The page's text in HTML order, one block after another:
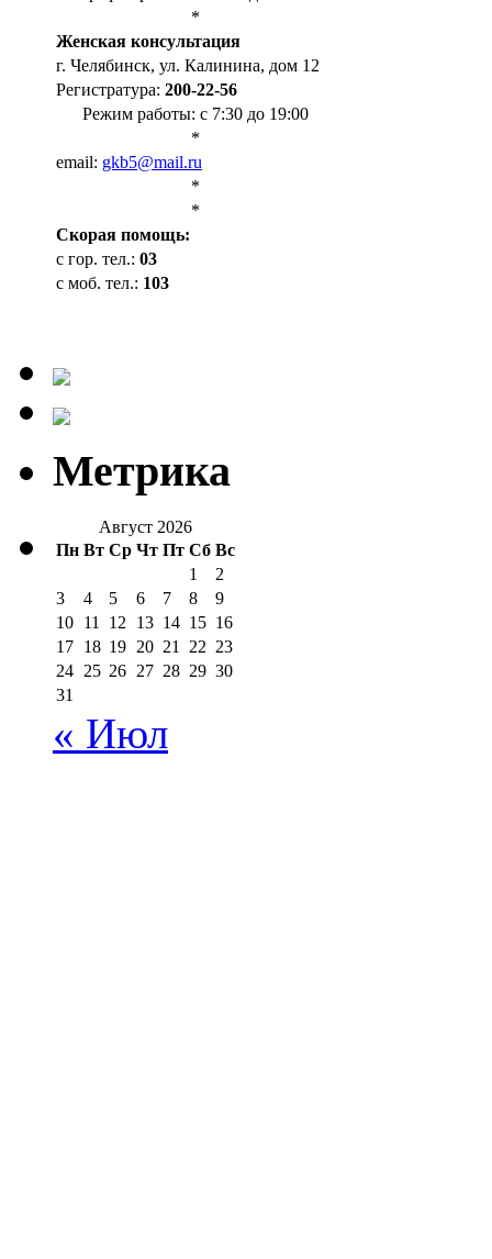
*
Женская консультация
г. Челябинск, ул. Калинина, дом 12
Регистратура: 200-22-56
Режим работы: с 7:30 до 19:00
*
email: gkb5@mail.ru
*
*
Cкорая помощь:
с гор. тел.: 03
с моб. тел.: 103
Метрика
Август 2026
Пн Вт Ср Чт Пт Сб Вс
1
2
3
4 5 6 7 8
9
10 11 12 13 14 15 16
17 18 19 20 21 22 23
24 25 26 27 28 29 30
31
« Июл